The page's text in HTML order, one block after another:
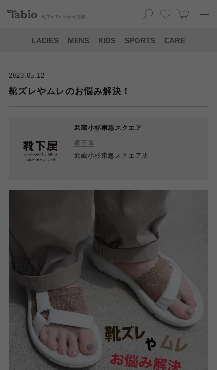
靴下の Tabio 公式通販
LADIES MENS KIDS SPORTS CARE
2023.05.12
靴ズレやムレのお悩み解決！
武蔵小杉東急スクエア
靴下屋
武蔵小杉東急スクエア店